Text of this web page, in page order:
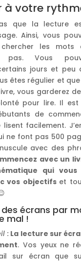
à votre
que la lecture
Ainsi, vous
les mots
pas. Vous
jours et peu
êtes régulier et
vous garderez
pour lire. Il est
de
lisent facilement.
ne font pas 500
avec des
avec un
qui
vos objectifs et
des écrans par
mal !
: La lecture sur
. Vos yeux ne
sur écran que